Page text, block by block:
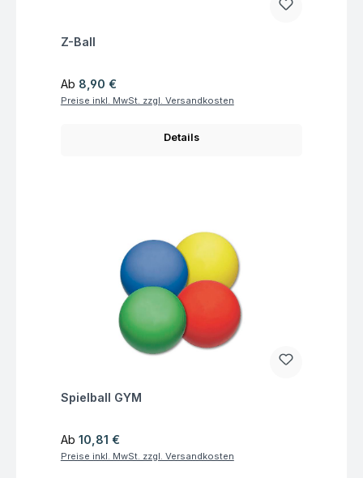
Fragen zum Artikel
Z-Ball
Regulärer Preis:
Ab 8,90 €
Preise inkl. MwSt. zzgl. Versandkosten
Details
Fragen zum Artikel
Spielball GYM
Regulärer Preis:
Ab 10,81 €
Preise inkl. MwSt. zzgl. Versandkosten